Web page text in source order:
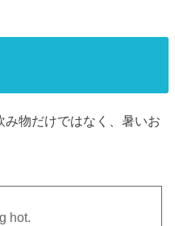
物だけではなく、暑いお
hot.